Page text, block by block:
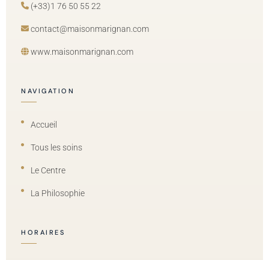
(+33)1 76 50 55 22
contact@maisonmarignan.com
www.maisonmarignan.com
NAVIGATION
Accueil
Tous les soins
Le Centre
La Philosophie
HORAIRES